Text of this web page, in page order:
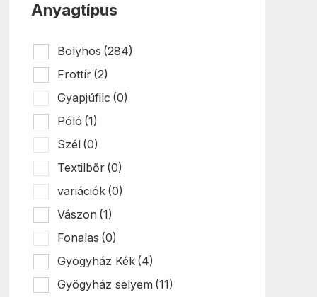
Anyagtípus
Bolyhos (284)
Frottír (2)
Gyapjúfilc (0)
Póló (1)
Szél (0)
Textilbőr (0)
variációk (0)
Vászon (1)
Fonalas (0)
Gyögyház Kék (4)
Gyögyház selyem (11)